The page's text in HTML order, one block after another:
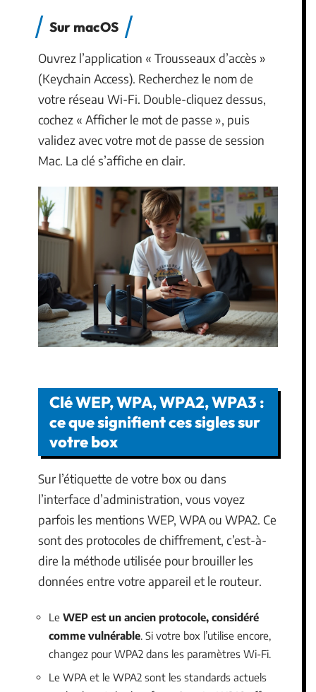
Sur macOS
Ouvrez l’application « Trousseaux d’accès »
(Keychain Access). Recherchez le nom de
votre réseau Wi-Fi. Double-cliquez dessus,
cochez « Afficher le mot de passe », puis
validez avec votre mot de passe de session
Mac. La clé s’affiche en clair.
Clé WEP, WPA, WPA2, WPA3 :
ce que signifient ces sigles sur
votre box
Sur l’étiquette de votre box ou dans
l’interface d’administration, vous voyez
parfois les mentions WEP, WPA ou WPA2. Ce
sont des protocoles de chiffrement, c’est-à-
dire la méthode utilisée pour brouiller les
données entre votre appareil et le routeur.
Le WEP est un ancien protocole, considéré
comme vulnérable. Si votre box l’utilise encore,
changez pour WPA2 dans les paramètres Wi-Fi.
Le WPA et le WPA2 sont les standards actuels